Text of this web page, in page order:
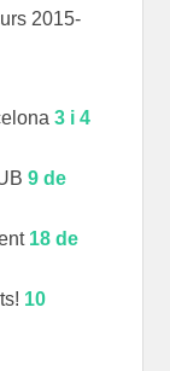
2015-
3 i 4
9 de
18 de
10